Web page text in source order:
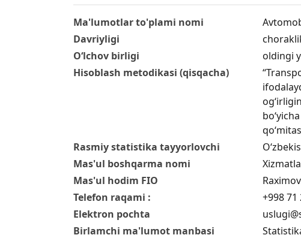
Ma'lumotlar to'plami nomi
Davriyligi
O‘lchov birligi
oldingi
Hisoblash metodikasi (qisqacha)
Rasmiy statistika tayyorlovchi
Mas'ul boshqarma nomi
Mas'ul hodim FIO
Telefon raqami :
+998 71
Elektron pochta
Birlamchi ma'lumot manbasi